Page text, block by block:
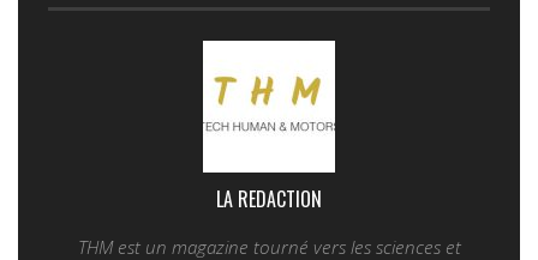
LA REDACTION
THM est un magazine tourné vers les sciences et